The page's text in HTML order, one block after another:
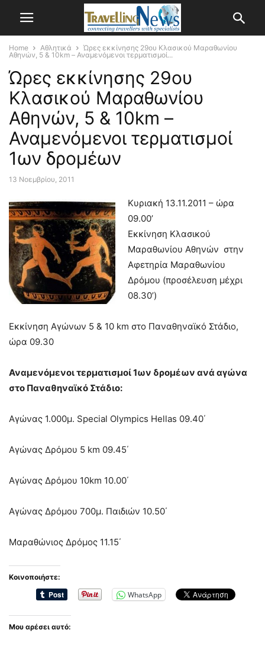
Home Αθλητικά
Ώρες εκκίνησης 29ου Κλασικού Μαραθωνίου
Αθηνών, 5 & 10km – Αναμενόμενοι τερματισμοί...
Ώρες εκκίνησης 29ου
Κλασικού Μαραθωνίου
Αθηνών, 5 & 10km –
Αναμενόμενοι τερματισμοί
1ων δρομέων
13 Νοεμβρίου, 2011
Κυριακή 13.11.2011 – ώρα
09.00’
Εκκίνηση Κλασικού
Μαραθωνίου Αθηνών στην
Αφετηρία Μαραθωνίου
Δρόμου (προσέλευση μέχρι
08.30’)
Εκκίνηση Αγώνων 5 & 10 km στο Παναθηναϊκό Στάδιο,
ώρα 09.30
Αναμενόμενοι τερματισμοί 1ων δρομέων ανά αγώνα
στο Παναθηναϊκό Στάδιο:
Αγώνας 1.000μ. Special Olympics Hellas 09.40΄
Αγώνας Δρόμου 5 km 09.45΄
Αγώνας Δρόμου 10km 10.00΄
Αγώνας Δρόμου 700μ. Παιδιών 10.50΄
Μαραθώνιος Δρόμος 11.15΄
Κοινοποιήστε:
WhatsApp
Μου αρέσει αυτό: